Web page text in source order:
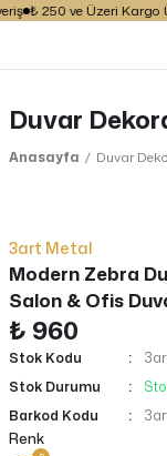
₺ 250 ve Üzeri Kargo
Duvar
Anasayfa Duvar
3art Metal
Modern Zebra
Salon & Ofis
₺ 960
Stok Kodu
Stok Durumu
Barkod Kodu
Renk